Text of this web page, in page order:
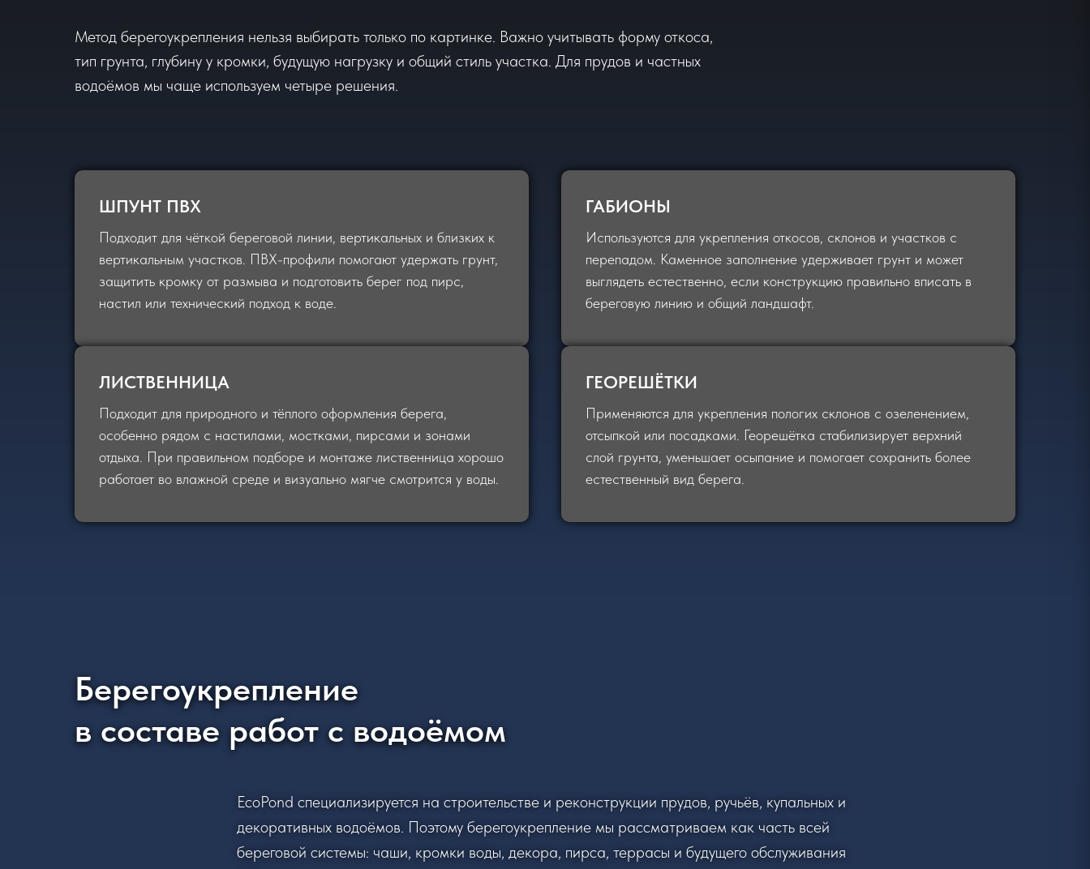
Метод берегоукрепления нельзя выбирать только по картинке. Важно учитывать форму откоса,
тип грунта, глубину у кромки, будущую нагрузку и общий стиль участка. Для прудов и частных
водоёмов мы чаще используем четыре решения.
ШПУНТ ПВХ
Подходит для чёткой береговой линии, вертикальных и близких к
вертикальным участков. ПВХ-профили помогают удержать грунт,
защитить кромку от размыва и подготовить берег под пирс,
настил или технический подход к воде.
ГАБИОНЫ
Используются для укрепления откосов, склонов и участков с
перепадом. Каменное заполнение удерживает грунт и может
выглядеть естественно, если конструкцию правильно вписать в
береговую линию и общий ландшафт.
ЛИСТВЕННИЦА
Подходит для природного и тёплого оформления берега,
особенно рядом с настилами, мостками, пирсами и зонами
отдыха. При правильном подборе и монтаже лиственница хорошо
работает во влажной среде и визуально мягче смотрится у воды.
ГЕОРЕШЁТКИ
Применяются для укрепления пологих склонов с озеленением,
отсыпкой или посадками. Георешётка стабилизирует верхний
слой грунта, уменьшает осыпание и помогает сохранить более
естественный вид берега.
Берегоукрепление
в составе работ с водоёмом
EcoPond специализируется на строительстве и реконструкции прудов, ручьёв, купальных и
декоративных водоёмов. Поэтому берегоукрепление мы рассматриваем как часть всей
береговой системы: чаши, кромки воды, декора, пирса, террасы и будущего обслуживания